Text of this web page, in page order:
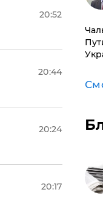
20:52
20:44
20:24
20:17